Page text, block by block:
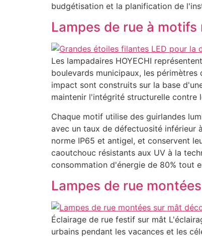
budgétisation et la planification de
Lampes de rue à
Les lampadaires HOYECHI
boulevards municipaux, les
impact sont construits sur la base
maintenir l'intégrité structurelle contre
Chaque motif utilise des guirlandes
avec un taux de défectuosité inférieur
norme IP65 et antigel, et conservent
caoutchouc résistants aux UV à la
consommation d'énergie de 80% tout
Lampes de rue
Éclairage de rue festif sur mât
urbains pendant les vacances et les